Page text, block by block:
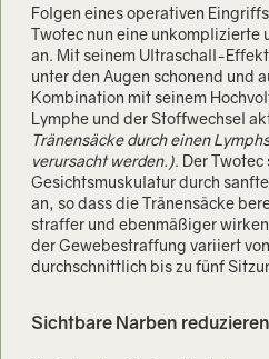
Folgen eines operativen
Twotec nun eine unkomplizierte
an. Mit seinem Ultraschall-
unter den Augen schonend und
Kombination mit seinem
Lymphe und der Stoffwechsel
Tränensäcke durch einen
verursacht werden.). Der
Gesichtsmuskulatur durch
an, so dass die Tränensäcke
straffer und ebenmäßiger
der Gewebestraffung variiert
durchschnittlich bis zu fünf
Sichtbare Narben reduzieren